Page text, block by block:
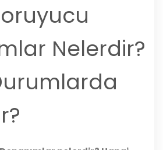
Nelerdir?